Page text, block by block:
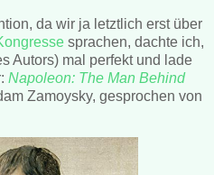
da wir ja letztlich erst über
sprachen, dachte ich,
Autors) mal perfekt und lade
Napoleon: The Man Behind
Zamoysky, gesprochen von